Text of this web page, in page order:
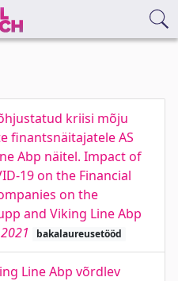
kriisi mõju
finantsnäitajatele AS
Abp näitel. Impact of
19 on the Financial
on the
and Viking Line Abp
bakalaureusetööd
Line Abp võrdlev